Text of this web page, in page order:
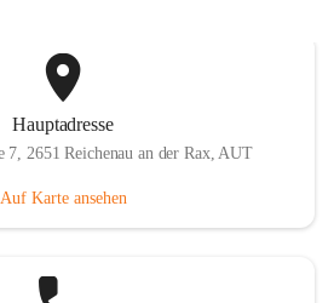
Hauptadresse
7, 2651 Reichenau an der Rax, AUT
Auf Karte ansehen